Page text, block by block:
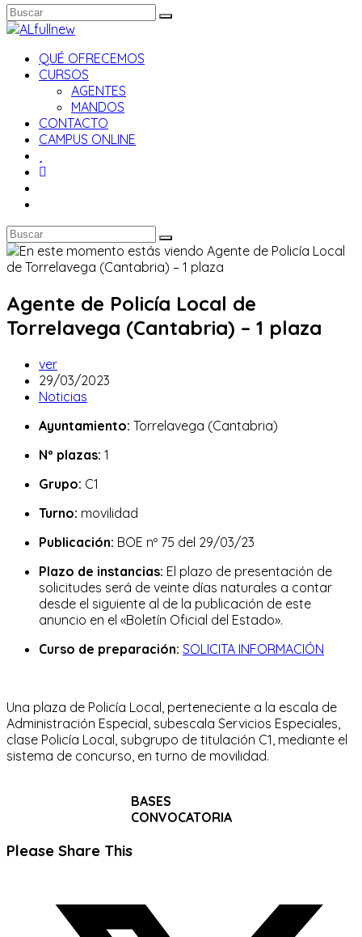
QUÉ OFRECEMOS
CURSOS
AGENTES
MANDOS
CONTACTO
CAMPUS ONLINE
Agente de Policía Local de
Torrelavega (Cantabria) – 1 plaza
Autor
de
la
ver
Publicación
de
entrada:
29/03/2023
Categoría
la
Noticias
Ayuntamiento: Torrelavega (Cantabria)
Nº plazas: 1
Grupo: C1
Turno: movilidad
Publicación: BOE nº 75 del 29/03/23
Plazo de instancias: El plazo de presentación de
solicitudes será de veinte días naturales a contar
desde el siguiente al de la publicación de este
anuncio en el «Boletín Oficial del Estado».
Curso de preparación: SOLICITA INFORMACIÓN
Una plaza de Policía Local, perteneciente a la escala de
Administración Especial, subescala Servicios Especiales,
clase Policía Local, subgrupo de titulación C1, mediante el
sistema de concurso, en turno de movilidad.
BASES
CONVOCATORIA
Please Share ThisCompartir